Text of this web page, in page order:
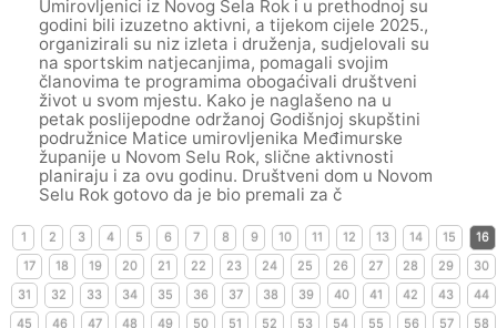
Umirovljenici iz Novog Sela Rok i u prethodnoj su
godini bili izuzetno aktivni, a tijekom cijele 2025.,
organizirali su niz izleta i druženja, sudjelovali su
na sportskim natjecanjima, pomagali svojim
članovima te programima obogaćivali društveni
život u svom mjestu. Kako je naglašeno na u
petak poslijepodne održanoj Godišnjoj skupštini
podružnice Matice umirovljenika Međimurske
županije u Novom Selu Rok, slične aktivnosti
planiraju i za ovu godinu. Društveni dom u Novom
Selu Rok gotovo da je bio premali za č
1 2 3 4 5 6 7 8 9 10 11 12 13 14 15
16
17
18 19 20 21 22 23 24 25 26 27 28 29
30
31
32 33 34 35 36 37 38 39 40 41 42 43
44
45
46 47 48 49 50 51 52 53 54 55 56 57 58